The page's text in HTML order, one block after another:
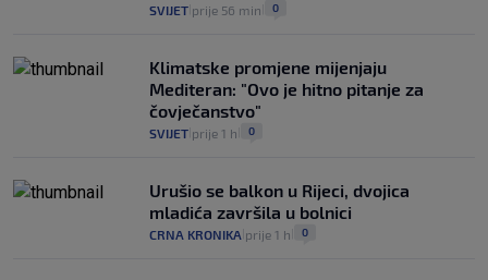
SVIJET prije 56 min 0
Klimatske promjene mijenjaju
Mediteran: "Ovo je hitno pitanje za
čovječanstvo"
SVIJET prije 1 h 0
Urušio se balkon u Rijeci, dvojica
mladića završila u bolnici
CRNA KRONIKA prije 1 h 0